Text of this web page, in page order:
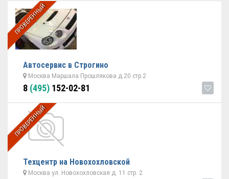
ПРОВЕРЕННЫЙ
Автосервис в Строгино
Москва Маршала Прошлякова д.20 стр.2
8 (495) 152-02-81
ПРОВЕРЕННЫЙ
Техцентр на Новохохловской
Москва ул. Новохохловская д. 11 стр. 2